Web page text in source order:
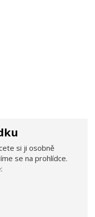
si ji osobně
se na prohlídce.